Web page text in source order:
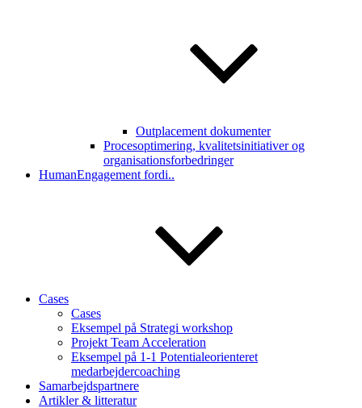
Outplacement dokumenter
Procesoptimering, kvalitetsinitiativer og
organisationsforbedringer
HumanEngagement fordi..
Cases
Cases
Eksempel på Strategi workshop
Projekt Team Acceleration
Eksempel på 1-1 Potentialeorienteret
medarbejdercoaching
Samarbejdspartnere
Artikler & litteratur